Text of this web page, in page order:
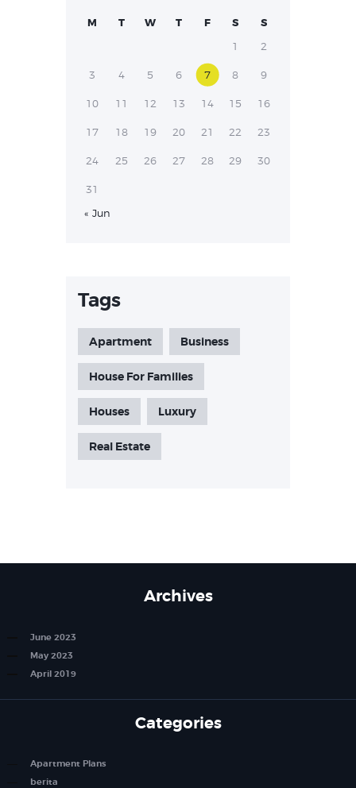
M T W T F S S
1 2
3 4 5 6 7 8 9
10 11 12 13 14 15 16
17 18 19 20 21 22 23
24 25 26 27 28 29 30
31
« Jun
Tags
Apartment Business
House For Families
Houses Luxury
Real Estate
Archives
June 2023
May 2023
April 2019
Categories
Apartment Plans
berita